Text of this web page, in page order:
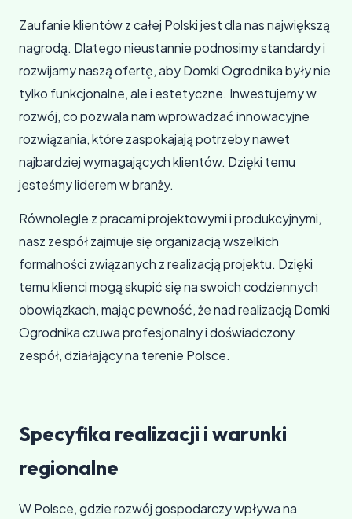
Zaufanie klientów z całej Polski jest dla nas największą
nagrodą. Dlatego nieustannie podnosimy standardy i
rozwijamy naszą ofertę, aby Domki Ogrodnika były nie
tylko funkcjonalne, ale i estetyczne. Inwestujemy w
rozwój, co pozwala nam wprowadzać innowacyjne
rozwiązania, które zaspokajają potrzeby nawet
najbardziej wymagających klientów. Dzięki temu
jesteśmy liderem w branży.
Równolegle z pracami projektowymi i produkcyjnymi,
nasz zespół zajmuje się organizacją wszelkich
formalności związanych z realizacją projektu. Dzięki
temu klienci mogą skupić się na swoich codziennych
obowiązkach, mając pewność, że nad realizacją Domki
Ogrodnika czuwa profesjonalny i doświadczony
zespół, działający na terenie Polsce.
Specyfika realizacji i warunki
regionalne
W Polsce, gdzie rozwój gospodarczy wpływa na